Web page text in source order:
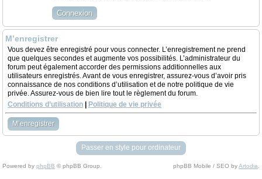
M’enregistrer
Vous devez être enregistré pour vous connecter. L’enregistrement ne prend
que quelques secondes et augmente vos possibilités. L’administrateur du
forum peut également accorder des permissions additionnelles aux
utilisateurs enregistrés. Avant de vous enregistrer, assurez-vous d’avoir pris
connaissance de nos conditions d’utilisation et de notre politique de vie
privée. Assurez-vous de bien lire tout le règlement du forum.
Conditions d’utilisation
Politique de vie privée
M’enregistrer
Passer en style pour ordinateur
Powered by phpBB © phpBB Group. phpBB Mobile / SEO byArtodia